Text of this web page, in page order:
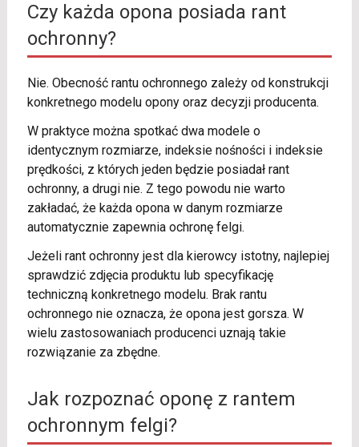
Czy każda opona posiada rant
ochronny?
Nie. Obecność rantu ochronnego zależy od konstrukcji
konkretnego modelu opony oraz decyzji producenta.
W praktyce można spotkać dwa modele o
identycznym rozmiarze, indeksie nośności i indeksie
prędkości, z których jeden będzie posiadał rant
ochronny, a drugi nie. Z tego powodu nie warto
zakładać, że każda opona w danym rozmiarze
automatycznie zapewnia ochronę felgi.
Jeżeli rant ochronny jest dla kierowcy istotny, najlepiej
sprawdzić zdjęcia produktu lub specyfikację
techniczną konkretnego modelu. Brak rantu
ochronnego nie oznacza, że opona jest gorsza. W
wielu zastosowaniach producenci uznają takie
rozwiązanie za zbędne.
Jak rozpoznać oponę z rantem
ochronnym felgi?